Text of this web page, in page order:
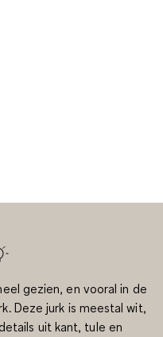
gezien, en vooral in de
Deze jurk is meestal wit,
uit kant, tule en